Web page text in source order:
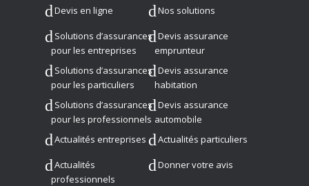
Devis en ligne Nos solutions
Solutions d’assurances
pour les entreprises
Devis assurance
emprunteur
Solutions d’assurances
pour les particuliers
Devis assurance
habitation
Solutions d’assurances
pour les professionnels
Devis assurance
automobile
Actualités entreprises
Actualités particuliers
Actualités
professionnels
Donner votre avis